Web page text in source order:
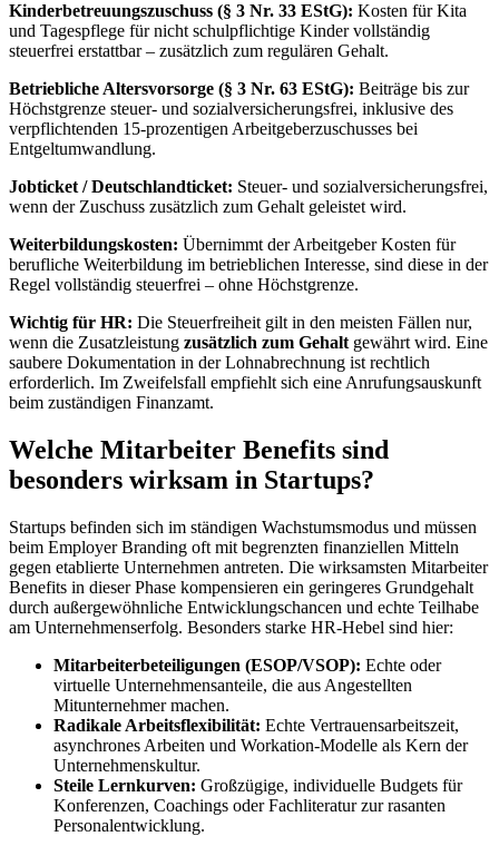
Kinderbetreuungszuschuss (§ 3 Nr. 33 EStG): Kosten für Kita
und Tagespflege für nicht schulpflichtige Kinder vollständig
steuerfrei erstattbar – zusätzlich zum regulären Gehalt.
Betriebliche Altersvorsorge (§ 3 Nr. 63 EStG): Beiträge bis zur
Höchstgrenze steuer- und sozialversicherungsfrei, inklusive des
verpflichtenden 15-prozentigen Arbeitgeberzuschusses bei
Entgeltumwandlung.
Jobticket / Deutschlandticket: Steuer- und sozialversicherungsfrei,
wenn der Zuschuss zusätzlich zum Gehalt geleistet wird.
Weiterbildungskosten: Übernimmt der Arbeitgeber Kosten für
berufliche Weiterbildung im betrieblichen Interesse, sind diese in der
Regel vollständig steuerfrei – ohne Höchstgrenze.
Wichtig für HR: Die Steuerfreiheit gilt in den meisten Fällen nur,
wenn die Zusatzleistung zusätzlich zum Gehalt gewährt wird. Eine
saubere Dokumentation in der Lohnabrechnung ist rechtlich
erforderlich. Im Zweifelsfall empfiehlt sich eine Anrufungsauskunft
beim zuständigen Finanzamt.
Welche Mitarbeiter Benefits sind
besonders wirksam in Startups?
Startups befinden sich im ständigen Wachstumsmodus und müssen
beim Employer Branding oft mit begrenzten finanziellen Mitteln
gegen etablierte Unternehmen antreten. Die wirksamsten Mitarbeiter
Benefits in dieser Phase kompensieren ein geringeres Grundgehalt
durch außergewöhnliche Entwicklungschancen und echte Teilhabe
am Unternehmenserfolg. Besonders starke HR-Hebel sind hier:
Mitarbeiterbeteiligungen (ESOP/VSOP): Echte oder
virtuelle Unternehmensanteile, die aus Angestellten
Mitunternehmer machen.
Radikale Arbeitsflexibilität: Echte Vertrauensarbeitszeit,
asynchrones Arbeiten und Workation-Modelle als Kern der
Unternehmenskultur.
Steile Lernkurven: Großzügige, individuelle Budgets für
Konferenzen, Coachings oder Fachliteratur zur rasanten
Personalentwicklung.